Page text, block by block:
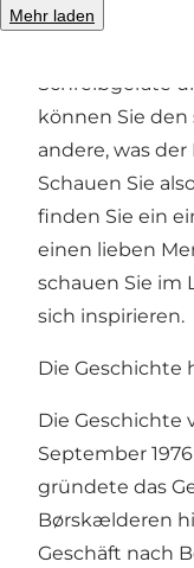
Mehr laden
auch ein
Schreibgeräte
können Sie
andere, was
Schauen Sie
finden Sie ein
einen lieben
schauen Sie im
sich inspirieren.
Die Geschichte
Die Geschichte
September
gründete das
Børskælderen
Geschäft nach